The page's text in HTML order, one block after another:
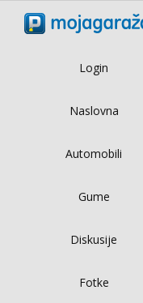
Login
Naslovna
Automobili
Gume
Diskusije
Fotke